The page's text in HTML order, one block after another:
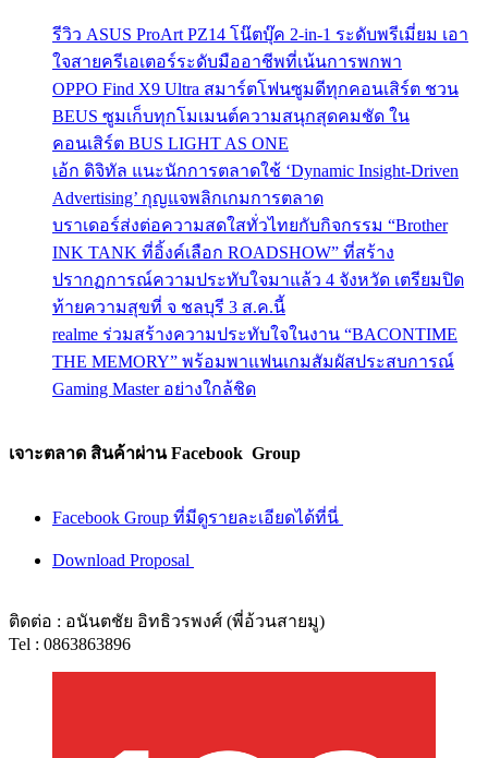
รีวิว ASUS ProArt PZ14 โน๊ตบุ๊ค 2-in-1 ระดับพรีเมี่ยม เอา
ใจสายครีเอเตอร์ระดับมืออาชีพที่เน้นการพกพา
OPPO Find X9 Ultra สมาร์ตโฟนซูมดีทุกคอนเสิร์ต ชวน
BEUS ซูมเก็บทุกโมเมนต์ความสนุกสุดคมชัด ใน
คอนเสิร์ต BUS LIGHT AS ONE
เอ้ก ดิจิทัล แนะนักการตลาดใช้ ‘Dynamic Insight-Driven
Advertising’ กุญแจพลิกเกมการตลาด
บราเดอร์ส่งต่อความสดใสทั่วไทยกับกิจกรรม “Brother
INK TANK ที่อิ้งค์เลือก ROADSHOW” ที่สร้าง
ปรากฏการณ์ความประทับใจมาแล้ว 4 จังหวัด เตรียมปิด
ท้ายความสุขที่ จ ชลบุรี 3 ส.ค.นี้
realme ร่วมสร้างความประทับใจในงาน “BACONTIME
THE MEMORY” พร้อมพาแฟนเกมสัมผัสประสบการณ์
Gaming Master อย่างใกล้ชิด
เจาะตลาด สินค้าผ่าน Facebook Group
Facebook Group ที่มีดูรายละเอียดได้ที่นี่
Download Proposal
ติดต่อ : อนันตชัย อิทธิวรพงศ์ (พี่อ้วนสายมู)
Tel : 0863863896